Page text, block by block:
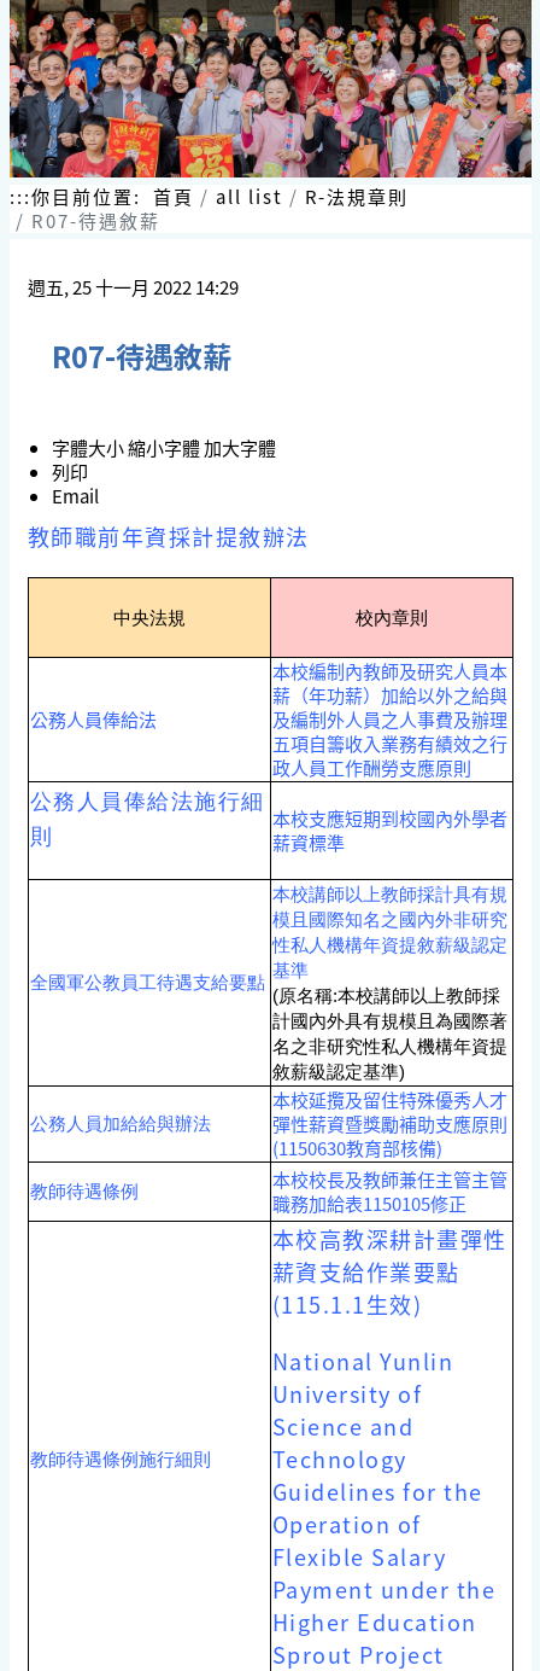
跳
到
主
要
內
容
區
塊
:::你目前位置: 首頁 all list
R-法規章則
R07-待遇敘薪
週五, 25 十一月 2022 14:29
R07-待遇敘薪
字體大小縮小字體加大字體
列印
Email
教師職前年資採計提敘辦法
中央法規 校內章則
公務人員俸給法
本校編制內教師及研究人員本
薪（年功薪）加給以外之給與
及編制外人員之人事費及辦理
五項自籌收入業務有績效之行
政人員工作酬勞支應原則
公務人員俸給法施行細
則
本校支應短期到校國內外學者
薪資標準
全國軍公教員工待遇支給要點
本校講師以上教師採計具有規
模且國際知名之國內外非研究
性私人機構年資提敘薪級認定
基準
(原名稱:本校講師以上教師採
計國內外具有規模且為國際著
名之非研究性私人機構年資提
敘薪級認定基準)
公務人員加給給與辦法
本校延攬及留住特殊優秀人才
彈性薪資暨獎勵補助支應原則
(1150630教育部核備)
教師待遇條例
本校校長及教師兼任主管主管
職務加給表1150105修正
教師待遇條例施行細則
本校高教深耕計畫彈性
薪資支給作業要點
(115.1.1生效)
National Yunlin
University of
Science and
Technology
Guidelines for the
Operation of
Flexible Salary
Payment under the
Higher Education
Sprout Project